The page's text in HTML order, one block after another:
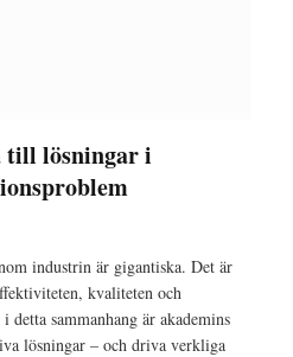
till lösningar i
industrin är gigantiska. Det är
kvaliteten och
detta sammanhang är akademins
lösningar – och driva verkliga